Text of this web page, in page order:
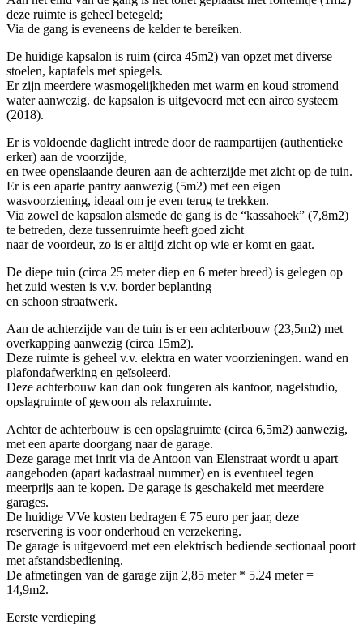
deze ruimte is geheel betegeld;
Via de gang is eveneens de kelder te bereiken.
De huidige kapsalon is ruim (circa 45m2) van opzet met diverse
stoelen, kaptafels met spiegels.
Er zijn meerdere wasmogelijkheden met warm en koud stromend
water aanwezig. de kapsalon is uitgevoerd met een airco systeem
(2018).
Er is voldoende daglicht intrede door de raampartijen (authentieke
erker) aan de voorzijde,
en twee openslaande deuren aan de achterzijde met zicht op de tuin.
Er is een aparte pantry aanwezig (5m2) met een eigen
wasvoorziening, ideaal om je even terug te trekken.
Via zowel de kapsalon alsmede de gang is de “kassahoek” (7,8m2)
te betreden, deze tussenruimte heeft goed zicht
naar de voordeur, zo is er altijd zicht op wie er komt en gaat.
De diepe tuin (circa 25 meter diep en 6 meter breed) is gelegen op
het zuid westen is v.v. border beplanting
en schoon straatwerk.
Aan de achterzijde van de tuin is er een achterbouw (23,5m2) met
overkapping aanwezig (circa 15m2).
Deze ruimte is geheel v.v. elektra en water voorzieningen. wand en
plafondafwerking en geïsoleerd.
Deze achterbouw kan dan ook fungeren als kantoor, nagelstudio,
opslagruimte of gewoon als relaxruimte.
Achter de achterbouw is een opslagruimte (circa 6,5m2) aanwezig,
met een aparte doorgang naar de garage.
Deze garage met inrit via de Antoon van Elenstraat wordt u apart
aangeboden (apart kadastraal nummer) en is eventueel tegen
meerprijs aan te kopen. De garage is geschakeld met meerdere
garages.
De huidige VVe kosten bedragen € 75 euro per jaar, deze
reservering is voor onderhoud en verzekering.
De garage is uitgevoerd met een elektrisch bediende sectionaal poort
met afstandsbediening.
De afmetingen van de garage zijn 2,85 meter * 5.24 meter =
14,9m2.
Eerste verdieping